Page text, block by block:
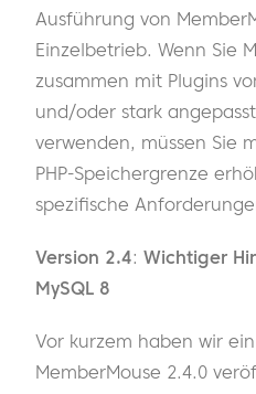
Ausführung von
Einzelbetrieb. Wenn Sie
zusammen mit Plugins
und/oder stark
verwenden, müssen Sie
PHP-Speichergrenze
spezifische
Version 2.4: Wichtiger
MySQL 8
Vor kurzem haben wir
MemberMouse 2.4.0